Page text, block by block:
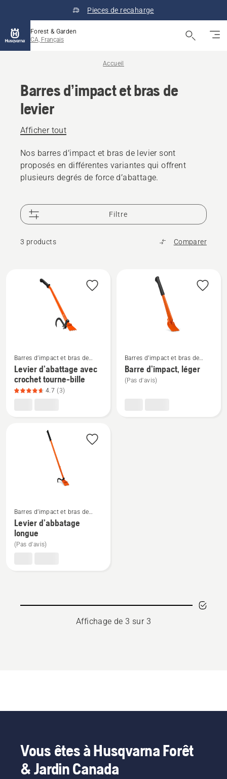
Pieces de recaharge
Forest & Garden
CA, Français
Accueil
Barres d’impact et bras de
levier
Afficher tout
Nos barres d’impact et bras de levier sont
proposés en différentes variantes qui offrent
plusieurs degrés de force d’abattage.
Filtre
3 products Comparer
products
plus
de
détails
produit
4.667
sur
Barres d’impact et bras de
levier
Levier d’abattage avec
crochet tourne-bille
4.7 (3)
plus
de
détails
Barres d’impact et bras de
levier
Barre d’impact, léger
(Pas d'avis)
plus
de
détails
sur
Barres d’impact et bras de
levier
Levier d’abbatage
longue
(Pas d'avis)
Affichage de 3 sur 3
Vous êtes à Husqvarna Forêt
& Jardin Canada